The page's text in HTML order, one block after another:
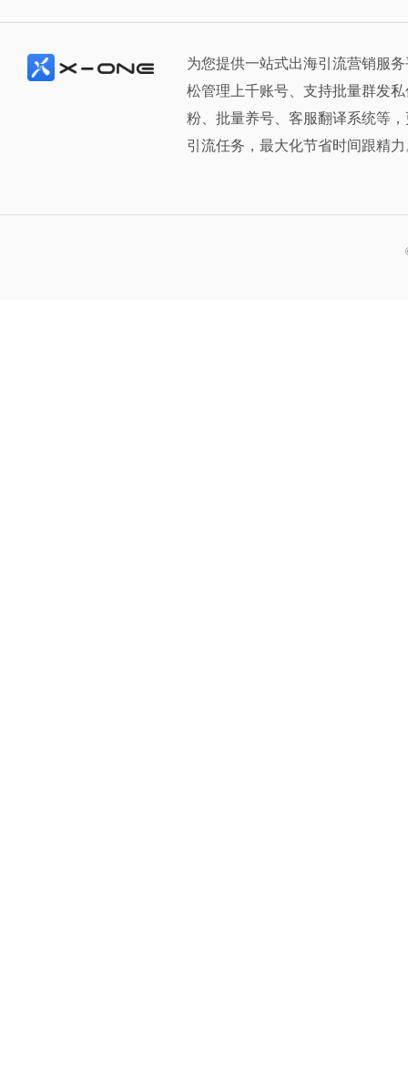
为您提供一站式出海引流营销服
松管理上千账号、支持批量群发
粉、批量养号、客服翻译系统等
引流任务，最大化节省时间跟精力